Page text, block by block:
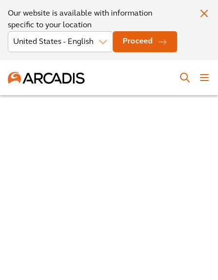
Our website is available with information
specific to your location
Proceed